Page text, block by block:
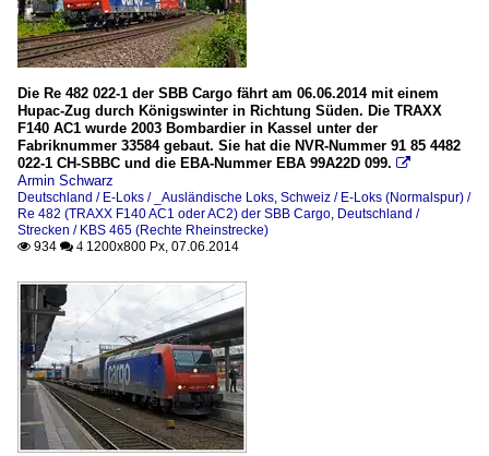
Die Re 482 022-1 der SBB Cargo fährt am 06.06.2014 mit einem
Hupac-Zug durch Königswinter in Richtung Süden. Die TRAXX
F140 AC1 wurde 2003 Bombardier in Kassel unter der
Fabriknummer 33584 gebaut. Sie hat die NVR-Nummer 91 85 4482
022-1 CH-SBBC und die EBA-Nummer EBA 99A22D 099. 
Armin Schwarz
Deutschland / E-Loks / _Ausländische Loks, Schweiz / E-Loks (Normalspur) /
Re 482 (TRAXX F140 AC1 oder AC2) der SBB Cargo, Deutschland /
Strecken / KBS 465 (Rechte Rheinstrecke)
 934  4 1200x800 Px, 07.06.2014